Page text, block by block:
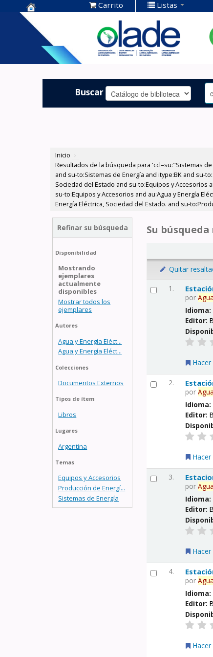
Centro de
Documentación
OLADE -
Carrito Listas
Buscar
Inicio ›
Resultados de la búsqueda para 'ccl=su:"Sistemas de
and su-to:Sistemas de Energía and itype:BK and su-
Sociedad del Estado and su-to:Equipos y Accesorios
su-to:Equipos y Accesorios and au:Agua y Energía
Energía Eléctrica, Sociedad del Estado. and su-
Refinar su búsqueda
Disponibilidad
Mostrando
ejemplares
actualmente
disponibles
Mostrar todos los
ejemplares
Autores
Agua y Energía Eléct...
Agua y Energía Eléct...
Colecciones
Documentos Externos
Tipos de ítem
Libros
Lugares
Argentina
Temas
Equipos y Accesorios
Producción de Energí...
Sistemas de Energía
Su
Quitar
1.
porAgua
Idioma:
Editor:
2.
porAgua
Idioma:
Editor:
3.
porAgua
Idioma:
Editor:
4.
porAgua
Idioma:
Editor: